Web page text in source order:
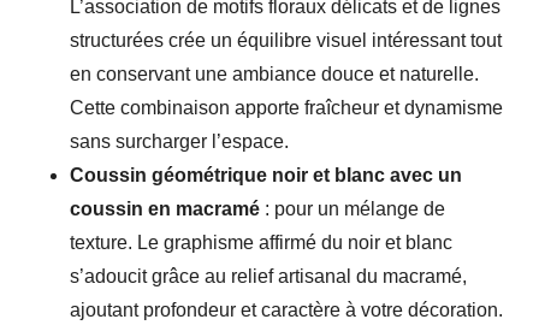
L’association de motifs floraux délicats et de lignes
structurées crée un équilibre visuel intéressant tout
en conservant une ambiance douce et naturelle.
Cette combinaison apporte fraîcheur et dynamisme
sans surcharger l’espace.
Coussin géométrique noir et blanc avec un
coussin en macramé : pour un mélange de
texture. Le graphisme affirmé du noir et blanc
s’adoucit grâce au relief artisanal du macramé,
ajoutant profondeur et caractère à votre décoration.